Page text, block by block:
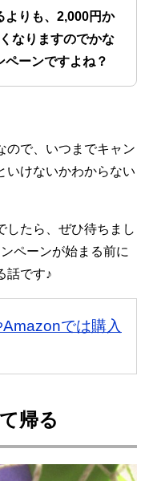
よりも、2,000円か
なりますのでかな
ペーンですよね？
ので、いつまでキャン
いけないかわからない
したら、ぜひ待ちまし
ペーンが始まる前に
話です♪
では購入
帰る